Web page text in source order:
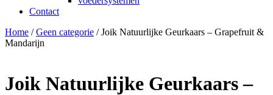
Contact
Home /Geen categorie / Joik Natuurlijke Geurkaars – Grapefruit &
Mandarijn
Joik Natuurlijke Geurkaars –